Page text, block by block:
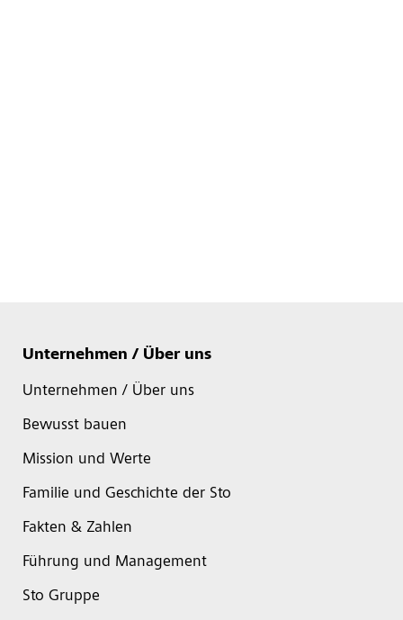
Unternehmen / Über uns
Unternehmen / Über uns
Bewusst bauen
Mission und Werte
Familie und Geschichte der Sto
Fakten & Zahlen
Führung und Management
Sto Gruppe